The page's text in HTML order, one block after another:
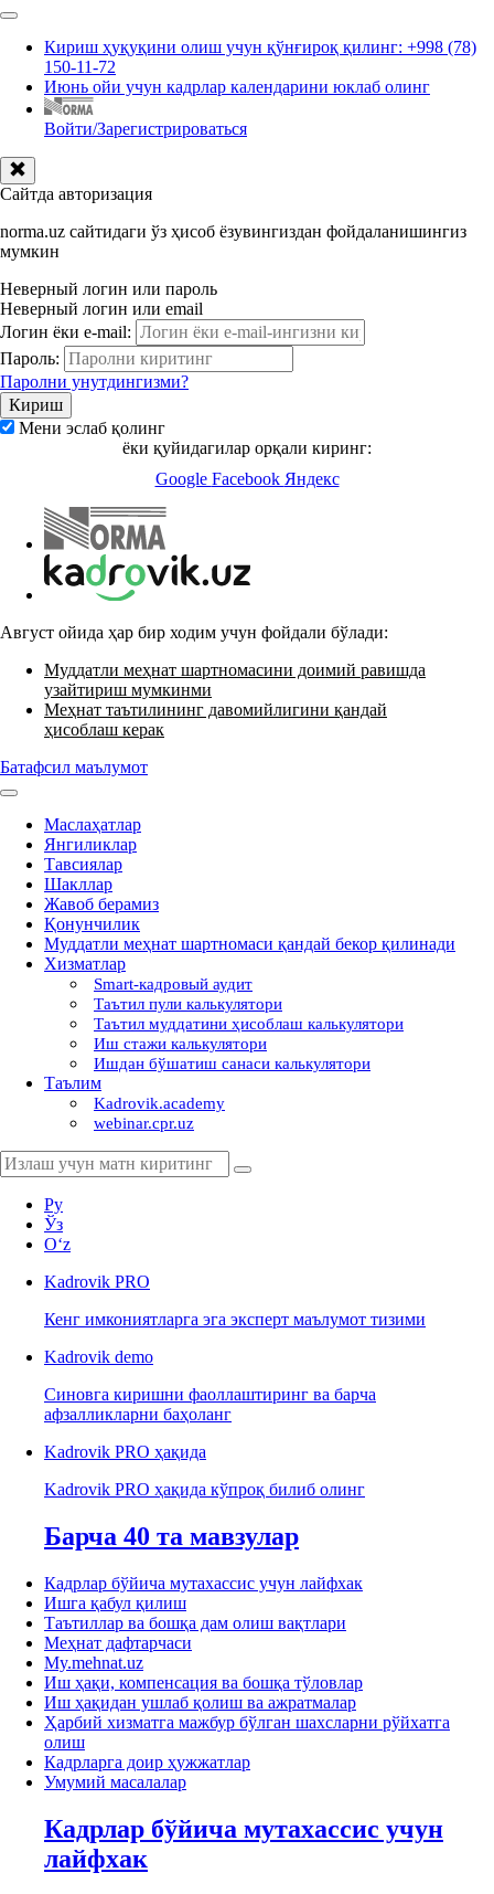
Кириш ҳуқуқини олиш учун қўнғироқ қилинг: +998 (78)
150-11-72
Июнь ойи учун кадрлар календарини юклаб олинг
Войти/Зарегистрироваться
Сайтда авторизация
norma.uz сайтидаги ўз ҳисоб ёзувингиздан фойдаланишингиз
мумкин
Неверный логин или пароль
Неверный логин или email
Логин ёки e-mail:
Пароль:
Паролни унутдингизми?
Мени эслаб қолинг
ёки қуйидагилар орқали киринг:
Google Facebook Яндекс
Август ойида ҳар бир ходим учун фойдали бўлади:
Муддатли меҳнат шартномасини доимий равишда
узайтириш мумкинми
Меҳнат таътилининг давомийлигини қандай
ҳисоблаш керак
Батафсил маълумот
Маслаҳатлар
Янгиликлар
Тавсиялар
Шакллар
Жавоб берамиз
Қонунчилик
Муддатли меҳнат шартномаси қандай бекор қилинади
Хизматлар
Smart-кадровый аудит
Таътил пули калькулятори
Таътил муддатини ҳисоблаш калькулятори
Иш стажи калькулятори
Ишдан бўшатиш санаси калькулятори
Таълим
Kadrovik.academy
webinar.cpr.uz
Ру
Ўз
Oʻz
Kadrovik PRO
Кенг имкониятларга эга эксперт маълумот тизими
Kadrovik demo
Синовга киришни фаоллаштиринг ва барча
афзалликларни баҳоланг
Kadrovik PRO ҳақида
Kadrovik PRO ҳақида кўпроқ билиб олинг
Барча 40 та мавзулар
Кадрлар бўйича мутахассис учун лайфхак
Ишга қабул қилиш
Таътиллар ва бошқа дам олиш вақтлари
Меҳнат дафтарчаси
My.mehnat.uz
Иш ҳақи, компенсация ва бошқа тўловлар
Иш ҳақидан ушлаб қолиш ва ажратмалар
Ҳарбий хизматга мажбур бўлган шахсларни рўйхатга
олиш
Кадрларга доир ҳужжатлар
Умумий масалалар
Кадрлар бўйича мутахассис учун
лайфхак